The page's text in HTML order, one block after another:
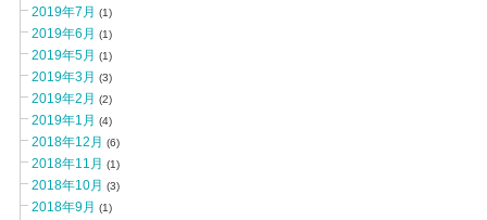
2019年7月 (1)
2019年6月 (1)
2019年5月 (1)
2019年3月 (3)
2019年2月 (2)
2019年1月 (4)
2018年12月 (6)
2018年11月 (1)
2018年10月 (3)
2018年9月 (1)